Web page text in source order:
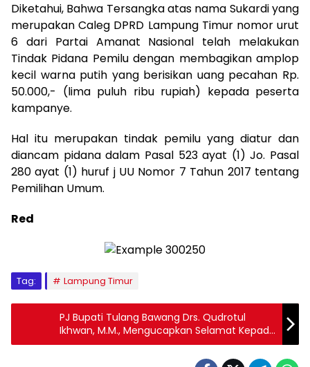
Diketahui, Bahwa Tersangka atas nama Sukardi yang
merupakan Caleg DPRD Lampung Timur nomor urut
6 dari Partai Amanat Nasional telah melakukan
Tindak Pidana Pemilu dengan membagikan amplop
kecil warna putih yang berisikan uang pecahan Rp.
50.000,- (lima puluh ribu rupiah) kepada peserta
kampanye.
Hal itu merupakan tindak pemilu yang diatur dan
diancam pidana dalam Pasal 523 ayat (1) Jo. Pasal
280 ayat (1) huruf j UU Nomor 7 Tahun 2017 tentang
Pemilihan Umum.
Red
Tag: Lampung Timur
PJ Bupati Tulang Bawang Drs. Qudrotul
Ikhwan, M.M., Mengucapkan Selamat Kepada
Ketua RAPI Terpilih Dicky Soerachman.SE
Semoga Dapat Menjalani Amanah